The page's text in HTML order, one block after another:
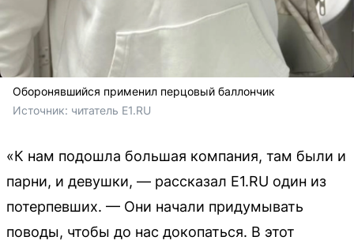
Оборонявшийся применил перцовый баллончик
Источник: читатель E1.RU
«К нам подошла большая компания, там были и
парни, и девушки, — рассказал E1.RU один из
потерпевших. — Они начали придумывать
поводы, чтобы до нас докопаться. В этот